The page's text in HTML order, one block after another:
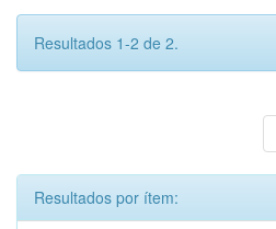
Resultados 1-2 de 2.
Resultados por ítem: